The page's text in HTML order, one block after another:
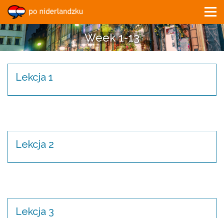
Week 1-13
Lekcja 1
Lekcja 2
Lekcja 3